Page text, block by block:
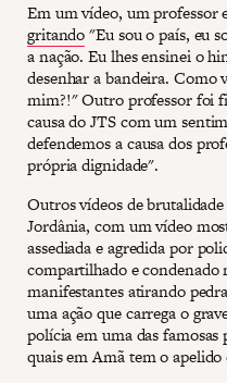
Em um vídeo, um professor
gritando"Eu sou o país, eu
a nação. Eu lhes ensinei o
desenhar a bandeira. Como
mim?!" Outro professor foi
causa do JTS com um
defendemos a causa dos
própria dignidade".
Outros vídeos de
Jordânia, com um vídeo
assediada e agredida por
compartilhado e
manifestantes atirando
uma ação que carrega o
polícia em uma das famosas
quais em Amã tem o